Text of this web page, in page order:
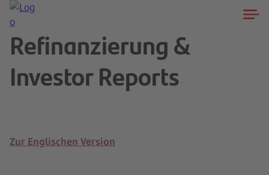
Refinanzierung &
Investor Reports
Zur Englischen Version